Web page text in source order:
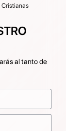
Cristianas
al tanto de